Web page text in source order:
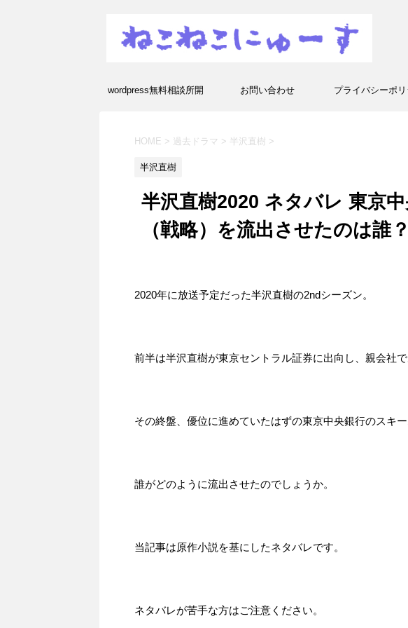
wordpress無料相談所開
ます！
お問い合わせ プライバシーポ
HOME > 過去ドラマ > 半沢直樹 >
半沢直樹
半沢直樹2020 ネタバレ 東京
（戦略）を流出させたのは誰
2020年に放送予定だった半沢直樹の2ndシーズン。
前半は半沢直樹が東京セントラル証券に出向し、親会社
その終盤、優位に進めていたはずの東京中央銀行のスキ
誰がどのように流出させたのでしょうか。
当記事は原作小説を基にしたネタバレです。
ネタバレが苦手な方はご注意ください。